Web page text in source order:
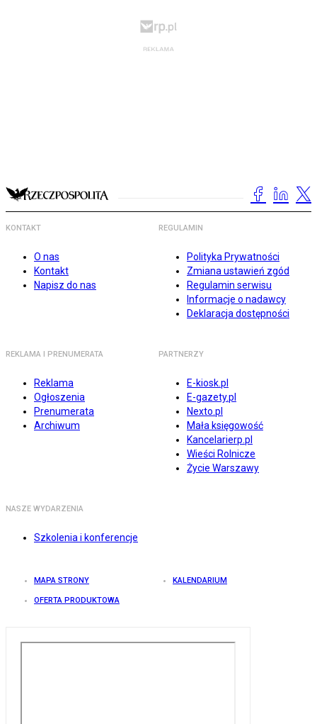
KONTAKT
O nas
Kontakt
Napisz do nas
REGULAMIN
Polityka Prywatności
Zmiana ustawień zgód
Regulamin serwisu
Informacje o nadawcy
Deklaracja dostępności
REKLAMA I PRENUMERATA
Reklama
Ogłoszenia
Prenumerata
Archiwum
PARTNERZY
E-kiosk.pl
E-gazety.pl
Nexto.pl
Mała księgowość
Kancelarierp.pl
Wieści Rolnicze
Życie Warszawy
NASZE WYDARZENIA
Szkolenia i konferencje
MAPA STRONY KALENDARIUM
OFERTA PRODUKTOWA